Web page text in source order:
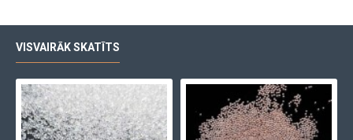
VISVAIRĀK SKATĪTS